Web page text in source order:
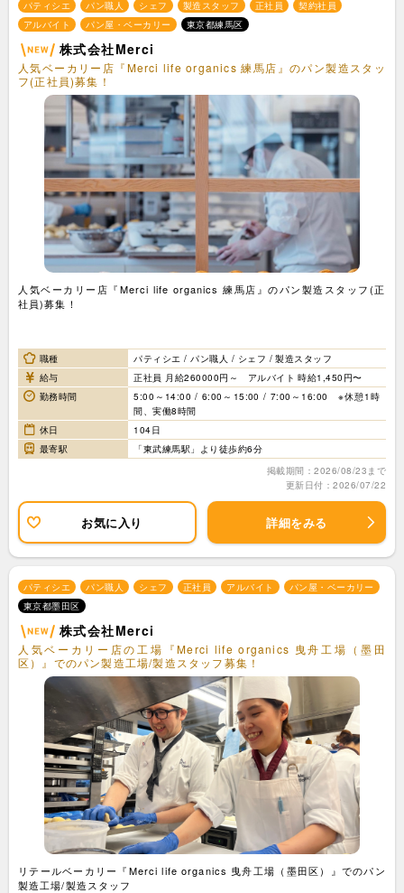
パティシエ パン職人 シェフ 製造スタッフ 正社員
契約社員
アルバイト
パン屋・ベーカリー 東京都練馬区
株式会社Merci
人気ベーカリー店『Merci life organics 練馬店』のパン製造スタッ
フ(正社員)募集！
人気ベーカリー店『Merci life organics 練馬店』のパン製造スタッフ(正
社員)募集！
職種
パティシエ / パン職人 / シェフ / 製造スタッフ
給与
正社員 月給260000円～ アルバイト 時給1,450円〜
勤務時間
5:00～14:00 / 6:00～15:00 / 7:00～16:00 ※休憩1時
間、実働8時間
休日
104日
最寄駅
「東武練馬駅」より徒歩約6分
掲載期間：2026/08/23まで
更新日付：2026/07/22
お気に入り 詳細をみる
パティシエ パン職人 シェフ 正社員 アルバイト
パン屋・ベーカリー
東京都墨田区
株式会社Merci
人気ベーカリー店の工場『Merci life organics 曳舟工場（墨田
区）』でのパン製造工場/製造スタッフ募集！
リテールベーカリー『Merci life organics 曳舟工場（墨田区）』でのパン
製造工場/製造スタッフ